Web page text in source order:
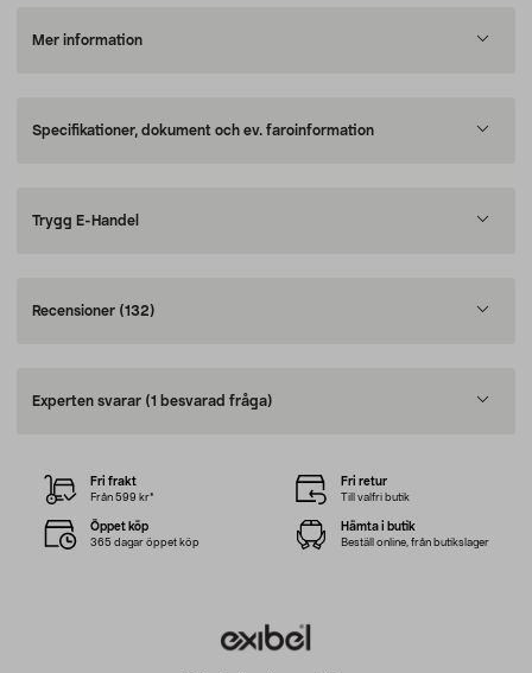
Mer information
Specifikationer, dokument och ev. faroinformation
Trygg E-Handel
Recensioner (132)
Experten svarar (1 besvarad fråga)
Fri frakt
Från 599 kr*
Fri retur
Till valfri butik
Öppet köp
365 dagar öppet köp
Hämta i butik
Beställ online, från butikslager